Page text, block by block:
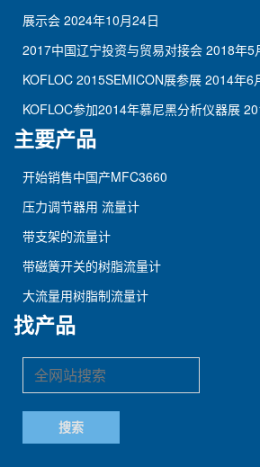
展示会 2024年10月24日
2017中国辽宁投资与贸易对接会 2018年5
KOFLOC 2015SEMICON展参展 2014年6
KOFLOC参加2014年慕尼黑分析仪器展
主要产品
开始销售中国产MFC3660
压力调节器用 流量计
带支架的流量计
带磁簧开关的树脂流量计
大流量用树脂制流量计
找产品